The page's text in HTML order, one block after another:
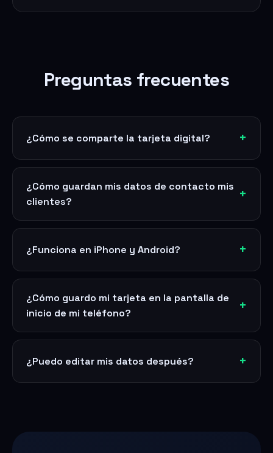
Preguntas frecuentes
¿Cómo se comparte la tarjeta digital?
¿Cómo guardan mis datos de contacto mis
clientes?
¿Funciona en iPhone y Android?
¿Cómo guardo mi tarjeta en la pantalla de
inicio de mi teléfono?
¿Puedo editar mis datos después?